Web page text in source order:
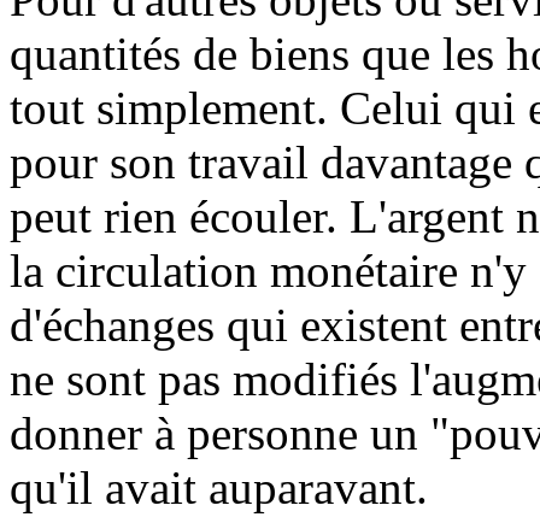
quantités de biens que les
tout simplement. Celui qui
pour son travail davantage
peut rien écouler. L'argent
la circulation monétaire
d'échanges qui existent
ne sont pas modifiés
donner à personne un
qu'il avait auparavant.